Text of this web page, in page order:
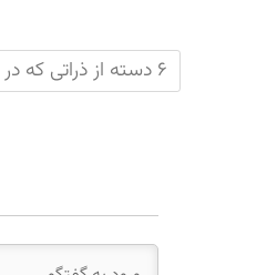
۶ دسته از ذراتی که در هوای کمپرسور وجود دارد